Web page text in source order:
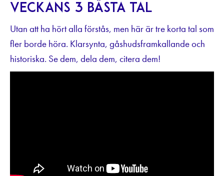
Veckans 3 bästa tal
Utan att ha hört alla förstås, men här är tre korta tal som
fler borde höra. Klarsynta, gåshudsframkallande och
historiska. Se dem, dela dem, citera dem!